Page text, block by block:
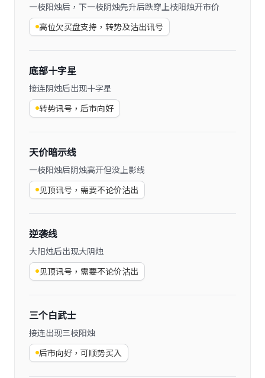
一枝阳烛后，下一枝阴烛先升后跌穿上枝阳烛开市价
高位欠买盘支持，转势及沽出讯号
底部十字星
接连阴烛后出现十字星
转势讯号，后市向好
天价暗示线
一枝阳烛后阴烛高开但没上影线
见顶讯号，需要不论价沽出
逆袭线
大阳烛后出现大阴烛
见顶讯号，需要不论价沽出
三个白武士
接连出现三枝阳烛
后市向好，可顺势买入